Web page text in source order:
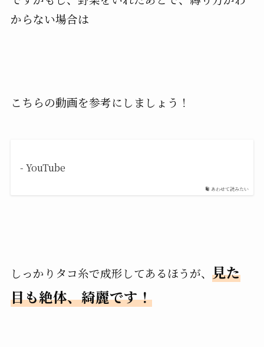
からない場合は
こちらの動画を参考にしましょう！
あわせて読みたい
- YouTube
しっかりタコ糸で成形してあるほうが、 見た
目も絶体、綺麗です！